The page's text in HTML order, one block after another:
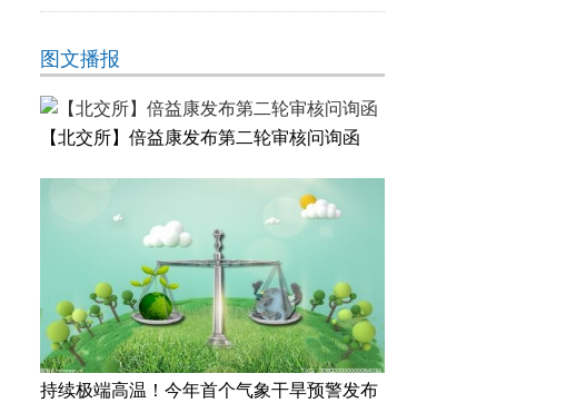
图文播报
【北交所】倍益康发布第二轮审核问询函
持续极端高温！今年首个气象干旱预警发布